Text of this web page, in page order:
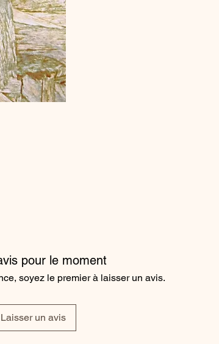
pour le moment
soyez le premier à laisser un avis.
Laisser un avis